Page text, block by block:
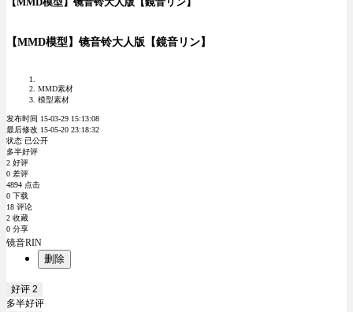
【MMD模型】镜音铃大人版【鏡音リン】
MMD素材
模型素材
发布时间 15-03-29 15:13:08
最后修改 15-05-20 23:18:32
状态 已公开
多半好评
2 好评
0 差评
4894 点击
0 下载
18 评论
2 收藏
0 分享
镜音RIN
删除
好评 2
多半好评